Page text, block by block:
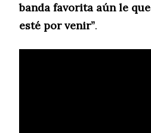
banda favorita aún le
esté por venir”.